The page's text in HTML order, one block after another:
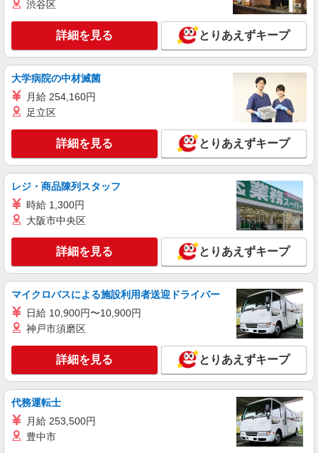
頂くと, インセンティブ支給(規定有) ★月2回払
い・週払い可能（規程有）★ ゜・。○。・゜
+゜・。○。・゜+゜
山口県山陽小野田市のsoftbankショップ
キープ 詳細を見る
ソフトバンク販売契約社員【山陽小野田市エリア】
家電量販店内の携帯販売スタッフ
月給 247,340円 〜 247,340円 試用期間なし ※
経験・能力による 【試用期間】時給 0 円 〜 0 円
■ソフトバンク販売契約社員【山陽小野田市エ
リア】 山口県山陽小野田市
キープ 詳細を見る
正社員
ソフトバンクおのだサンパーク店
ソフトバンクショップの携帯販売スタッフ
月給 250,000円 〜 350,000円 試用期間あり 3
ヶ月 月給25万円以上 ※経験・能力による 【試用
期間】月給 250000 円 〜 350000 円
■ソフトバンクおのだサンパーク店 山口県 山
陽小野田市 中川6丁目 4‐1 おのだサンパーク本館
詳細を見る
渋谷区
詳細を見る とりあえずキープ
大学病院の中材滅菌
月給 254,160円
足立区
詳細を見る とりあえずキープ
レジ・商品陳列スタッフ
時給 1,300円
大阪市中央区
詳細を見る とりあえずキープ
マイクロバスによる施設利用者送迎ドライバー
日給 10,900円〜10,900円
神戸市須磨区
詳細を見る とりあえずキープ
代務運転士
月給 253,500円
豊中市